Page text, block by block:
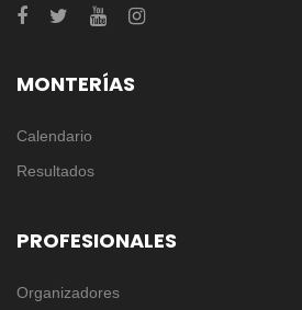
MONTERÍAS
Calendario
Resultados
PROFESIONALES
Organizadores